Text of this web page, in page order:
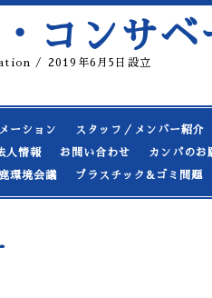
コンサベ
/ 2019年6月5日設立
ーション スタッフ／メンバー紹介
人情報 お問い合わせ カンパのお
環境会議 プラスチック&ゴミ問題